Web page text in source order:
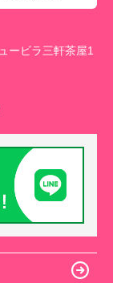
ービラ三軒茶屋1